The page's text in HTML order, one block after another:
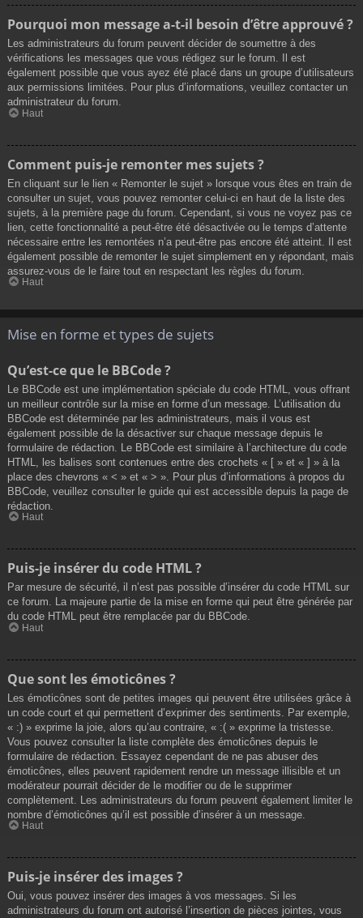
Pourquoi mon message a-t-il besoin d’être approuvé ?
Les administrateurs du forum peuvent décider de soumettre à des
vérifications les messages que vous rédigez sur le forum. Il est
également possible que vous ayez été placé dans un groupe d’utilisateurs
aux permissions limitées. Pour plus d’informations, veuillez contacter un
administrateur du forum.
Haut
Comment puis-je remonter mes sujets ?
En cliquant sur le lien « Remonter le sujet » lorsque vous êtes en train de
consulter un sujet, vous pouvez remonter celui-ci en haut de la liste des
sujets, à la première page du forum. Cependant, si vous ne voyez pas ce
lien, cette fonctionnalité a peut-être été désactivée ou le temps d’attente
nécessaire entre les remontées n’a peut-être pas encore été atteint. Il est
également possible de remonter le sujet simplement en y répondant, mais
assurez-vous de le faire tout en respectant les règles du forum.
Haut
Mise en forme et types de sujets
Qu’est-ce que le BBCode ?
Le BBCode est une implémentation spéciale du code HTML, vous offrant
un meilleur contrôle sur la mise en forme d’un message. L’utilisation du
BBCode est déterminée par les administrateurs, mais il vous est
également possible de la désactiver sur chaque message depuis le
formulaire de rédaction. Le BBCode est similaire à l’architecture du code
HTML, les balises sont contenues entre des crochets « [ » et « ] » à la
place des chevrons « < » et « > ». Pour plus d’informations à propos du
BBCode, veuillez consulter le guide qui est accessible depuis la page de
rédaction.
Haut
Puis-je insérer du code HTML ?
Par mesure de sécurité, il n’est pas possible d’insérer du code HTML sur
ce forum. La majeure partie de la mise en forme qui peut être générée par
du code HTML peut être remplacée par du BBCode.
Haut
Que sont les émoticônes ?
Les émoticônes sont de petites images qui peuvent être utilisées grâce à
un code court et qui permettent d’exprimer des sentiments. Par exemple,
« :) » exprime la joie, alors qu’au contraire, « :( » exprime la tristesse.
Vous pouvez consulter la liste complète des émoticônes depuis le
formulaire de rédaction. Essayez cependant de ne pas abuser des
émoticônes, elles peuvent rapidement rendre un message illisible et un
modérateur pourrait décider de le modifier ou de le supprimer
complètement. Les administrateurs du forum peuvent également limiter le
nombre d’émoticônes qu’il est possible d’insérer à un message.
Haut
Puis-je insérer des images ?
Oui, vous pouvez insérer des images à vos messages. Si les
administrateurs du forum ont autorisé l’insertion de pièces jointes, vous